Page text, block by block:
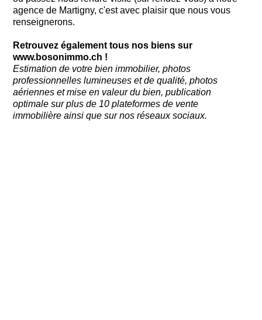
agence de Martigny, c'est avec plaisir que nous vous
renseignerons.
Retrouvez également tous nos biens sur
www.bosonimmo.ch !
Estimation de votre bien immobilier, photos
professionnelles lumineuses et de qualité, photos
aériennes et mise en valeur du bien, publication
optimale sur plus de 10 plateformes de vente
immobilière ainsi que sur nos réseaux sociaux.